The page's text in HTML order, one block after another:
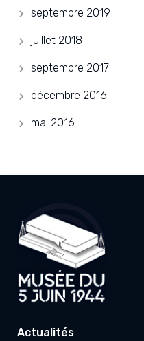
septembre 2019
juillet 2018
septembre 2017
décembre 2016
mai 2016
Actualités